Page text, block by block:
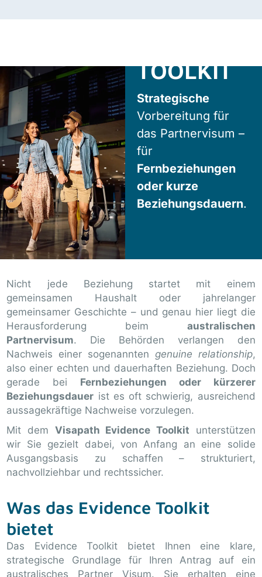
TOOLKIT
Strategische
Vorbereitung für
das Partnervisum –
für
Fernbeziehungen
oder kurze
Beziehungsdauern.
Nicht jede Beziehung startet mit einem
gemeinsamen Haushalt oder jahrelanger
gemeinsamer Geschichte – und genau hier liegt die
Herausforderung beim australischen
Partnervisum. Die Behörden verlangen den
Nachweis einer sogenannten genuine relationship,
also einer echten und dauerhaften Beziehung. Doch
gerade bei Fernbeziehungen oder kürzerer
Beziehungsdauer ist es oft schwierig, ausreichend
aussagekräftige Nachweise vorzulegen.
Mit dem Visapath Evidence Toolkit unterstützen
wir Sie gezielt dabei, von Anfang an eine solide
Ausgangsbasis zu schaffen – strukturiert,
nachvollziehbar und rechtssicher.
Was das Evidence Toolkit
bietet
Das Evidence Toolkit bietet Ihnen eine klare,
strategische Grundlage für Ihren Antrag auf ein
australisches Partner Visum. Sie erhalten eine